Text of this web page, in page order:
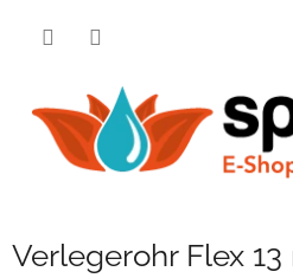
Verlegerohr Flex